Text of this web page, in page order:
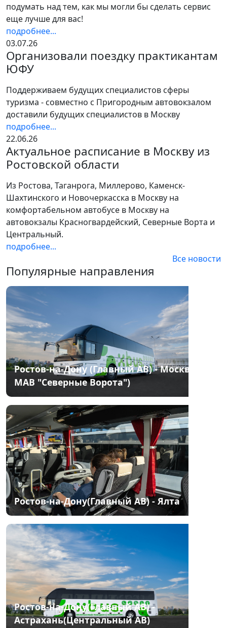
подумать над тем, как мы могли бы сделать сервис
еще лучше для вас!
подробнее...
03.07.26
Организовали поездку практикантам
ЮФУ
Поддерживаем будущих специалистов сферы
туризма - совместно с Пригородным автовокзалом
доставили будущих специалистов в Москву
подробнее...
22.06.26
Актуальное расписание в Москву из
Ростовской области
Из Ростова, Таганрога, Миллерово, Каменск-
Шахтинского и Новочеркасска в Москву на
комфортабельном автобусе в Москву на
автовокзалы Красногвардейский, Северные Ворта и
Центральный.
подробнее...
Все новости
Популярные направления
Ростов-на-Дону (Главный АВ) - Москва(
МАВ "Северные Ворота")
Ростов-на-Дону(Главный АВ) - Ялта
Ростов-на-Дону(Главный АВ) -
Астрахань(Центральный АВ)